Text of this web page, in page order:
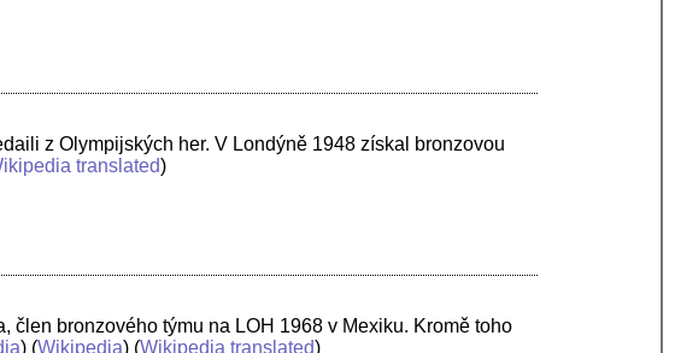
z Olympijských her. V Londýně 1948 získal bronzovou
translated)
bronzového týmu na LOH 1968 v Mexiku. Kromě toho
) (Wikipedia) (Wikipedia translated)